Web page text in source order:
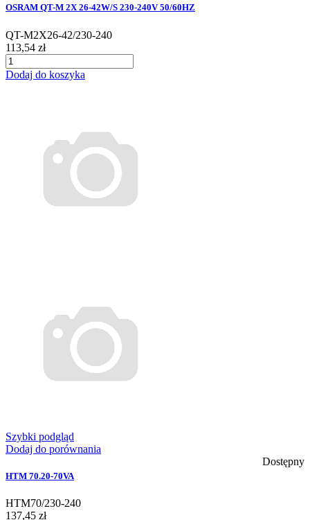
OSRAM QT-M 2X 26-42W/S 230-240V 50/60HZ
QT-M2X26-42/230-240
113,54 zł
Dodaj do koszyka
Szybki podgląd
Dodaj do porównania
Dostępny
HTM 70.20-70VA
HTM70/230-240
137,45 zł